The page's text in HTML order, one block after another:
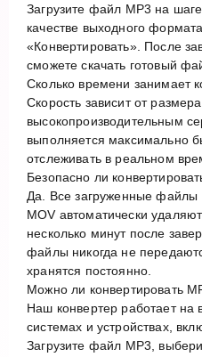
Загрузите файл MP3 на
качестве выходного
«Конвертировать». После
сможете скачать готовый
Сколько времени занимает
Скорость зависит от
высокопроизводительным
выполняется максимально
отслеживать в реальном
Безопасно ли
Да. Все загруженные файлы
MOV автоматически
несколько минут после
файлы никогда не
хранятся постоянно.
Можно ли конвертировать
Наш конвертер работает на
системах и устройствах,
Загрузите файл MP3,